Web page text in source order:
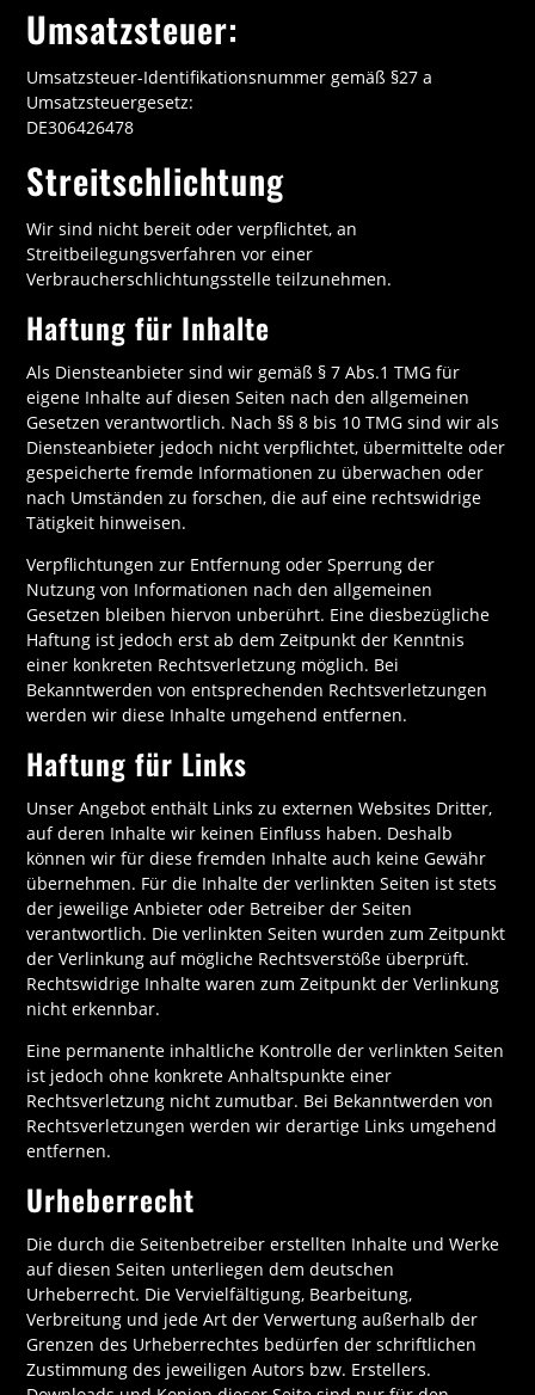
Umsatzsteuer:
Umsatzsteuer-Identifikationsnummer gemäß §27 a
Umsatzsteuergesetz:
DE306426478
Streitschlichtung
Wir sind nicht bereit oder verpflichtet, an
Streitbeilegungsverfahren vor einer
Verbraucherschlichtungsstelle teilzunehmen.
Haftung für Inhalte
Als Diensteanbieter sind wir gemäß § 7 Abs.1 TMG für
eigene Inhalte auf diesen Seiten nach den allgemeinen
Gesetzen verantwortlich. Nach §§ 8 bis 10 TMG sind wir als
Diensteanbieter jedoch nicht verpflichtet, übermittelte oder
gespeicherte fremde Informationen zu überwachen oder
nach Umständen zu forschen, die auf eine rechtswidrige
Tätigkeit hinweisen.
Verpflichtungen zur Entfernung oder Sperrung der
Nutzung von Informationen nach den allgemeinen
Gesetzen bleiben hiervon unberührt. Eine diesbezügliche
Haftung ist jedoch erst ab dem Zeitpunkt der Kenntnis
einer konkreten Rechtsverletzung möglich. Bei
Bekanntwerden von entsprechenden Rechtsverletzungen
werden wir diese Inhalte umgehend entfernen.
Haftung für Links
Unser Angebot enthält Links zu externen Websites Dritter,
auf deren Inhalte wir keinen Einfluss haben. Deshalb
können wir für diese fremden Inhalte auch keine Gewähr
übernehmen. Für die Inhalte der verlinkten Seiten ist stets
der jeweilige Anbieter oder Betreiber der Seiten
verantwortlich. Die verlinkten Seiten wurden zum Zeitpunkt
der Verlinkung auf mögliche Rechtsverstöße überprüft.
Rechtswidrige Inhalte waren zum Zeitpunkt der Verlinkung
nicht erkennbar.
Eine permanente inhaltliche Kontrolle der verlinkten Seiten
ist jedoch ohne konkrete Anhaltspunkte einer
Rechtsverletzung nicht zumutbar. Bei Bekanntwerden von
Rechtsverletzungen werden wir derartige Links umgehend
entfernen.
Urheberrecht
Die durch die Seitenbetreiber erstellten Inhalte und Werke
auf diesen Seiten unterliegen dem deutschen
Urheberrecht. Die Vervielfältigung, Bearbeitung,
Verbreitung und jede Art der Verwertung außerhalb der
Grenzen des Urheberrechtes bedürfen der schriftlichen
Zustimmung des jeweiligen Autors bzw. Erstellers.